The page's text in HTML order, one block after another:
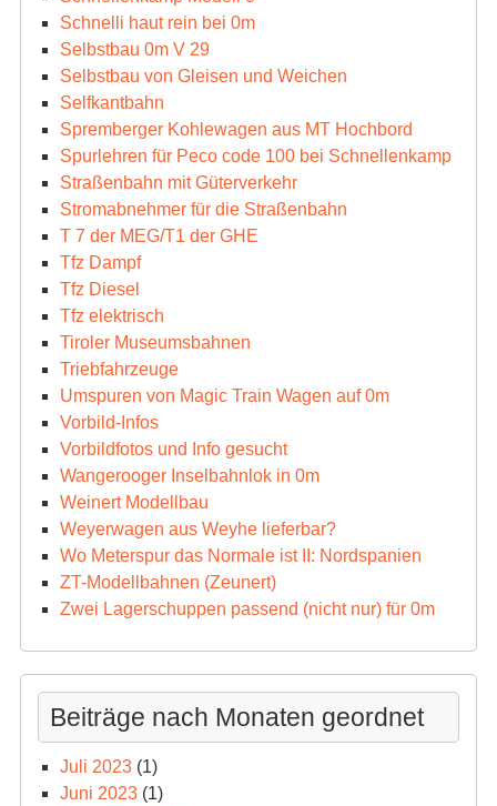
Schnelli haut rein bei 0m
Selbstbau 0m V 29
Selbstbau von Gleisen und Weichen
Selfkantbahn
Spremberger Kohlewagen aus MT Hochbord
Spurlehren für Peco code 100 bei Schnellenkamp
Straßenbahn mit Güterverkehr
Stromabnehmer für die Straßenbahn
T 7 der MEG/T1 der GHE
Tfz Dampf
Tfz Diesel
Tfz elektrisch
Tiroler Museumsbahnen
Triebfahrzeuge
Umspuren von Magic Train Wagen auf 0m
Vorbild-Infos
Vorbildfotos und Info gesucht
Wangerooger Inselbahnlok in 0m
Weinert Modellbau
Weyerwagen aus Weyhe lieferbar?
Wo Meterspur das Normale ist II: Nordspanien
ZT-Modellbahnen (Zeunert)
Zwei Lagerschuppen passend (nicht nur) für 0m
Beiträge nach Monaten geordnet
Juli 2023(1)
Juni 2023(1)